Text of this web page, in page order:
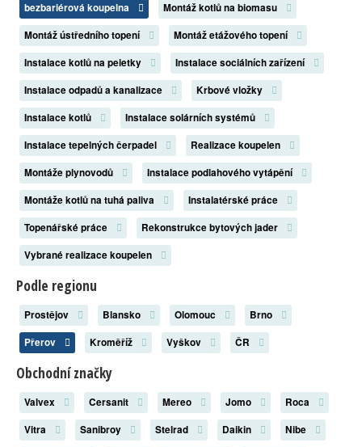
bezbariérová koupelna
Montáž kotlů na biomasu
Montáž ústředního topení
Montáž etážového topení
Instalace kotlů na peletky
Instalace sociálních zařízení
Instalace odpadů a kanalizace
Krbové vložky
Instalace kotlů
Instalace solárních systémů
Instalace tepelných čerpadel
Realizace koupelen
Montáže plynovodů
Instalace podlahového vytápění
Montáže kotlů na tuhá paliva
Instalatérské práce
Topenářské práce
Rekonstrukce bytových jader
Vybrané realizace koupelen
Podle regionu
Prostějov Blansko Olomouc
Brno
Přerov
Kroměříž Vyškov ČR
Obchodní značky
Valvex Cersanit Mereo Jomo
Roca
Vitra
Sanibroy Stelrad Daikin
Nibe